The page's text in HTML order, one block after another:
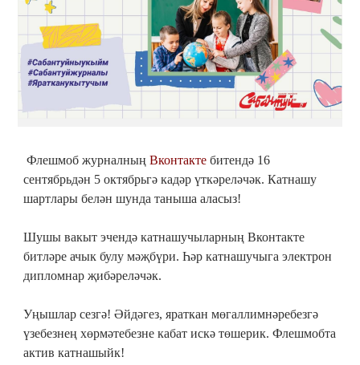
Флешмоб журналның Вконтакте битендә 16
сентябрьдән 5 октябрьгә кадәр үткәреләчәк. Катнашу
шартлары белән шунда таныша аласыз!
Шушы вакыт эчендә катнашучыларның Вконтакте
битләре ачык булу мәҗбүри. Һәр катнашучыга электрон
дипломнар җибәреләчәк.
Уңышлар сезгә! Әйдәгез, яраткан мөгаллимнәребезгә
үзебезнең хөрмәтебезне кабат искә төшерик. Флешмобта
актив катнашыйк!